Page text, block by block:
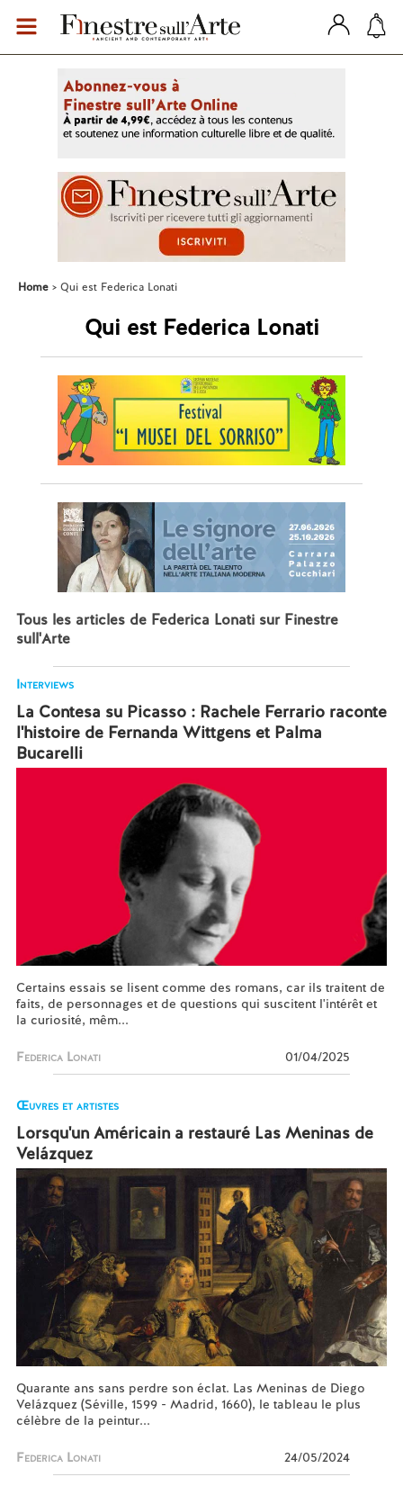
Home Qui est Federica Lonati
Qui est Federica Lonati
Tous les articles de Federica Lonati sur Finestre
sull'Arte
Interviews
La Contesa su Picasso : Rachele Ferrario raconte
l'histoire de Fernanda Wittgens et Palma
Bucarelli
Certains essais se lisent comme des romans, car ils traitent de
faits, de personnages et de questions qui suscitent l'intérêt et
la curiosité, mêm...
Federica Lonati 01/04/2025
Œuvres et artistes
Lorsqu'un Américain a restauré Las Meninas de
Velázquez
Quarante ans sans perdre son éclat. Las Meninas de Diego
Velázquez (Séville, 1599 - Madrid, 1660), le tableau le plus
célèbre de la peintur...
Federica Lonati 24/05/2024